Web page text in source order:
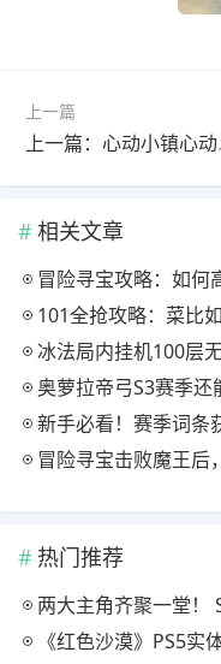
上一篇
上一
相关文章
冒险寻宝攻略：如何
101全抢攻略：菜比
冰法局内挂机100层
奥萝拉帝弓S3赛季还
新手必看！赛季词条
冒险寻宝击败魔王后
热门推荐
两大主角齐聚一堂！ SE
《红色沙漠》PS5实